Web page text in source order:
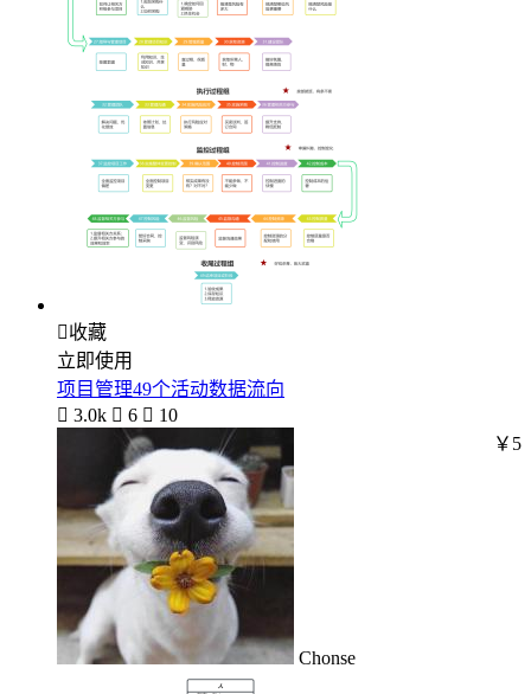
收藏
立即使用
项目管理49个活动数据流向
 3.0k  6  10
Chonse
￥5